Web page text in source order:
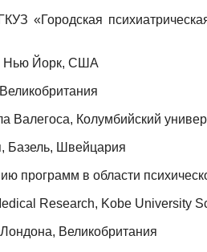
«Городская
Нью Йорк, США
Валегоса, Колумбийский
Базель, Швейцария
программ в области
Research, Kobe University
Великобритания